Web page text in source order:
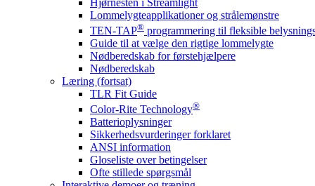
Lommelygteapplikationer og strålemønstre
TEN-TAP® programmering til fleksible
Guide til at vælge den rigtige lommelygte
Nødberedskab for førstehjælpere
Nødberedskab
Læring (fortsat)
TLR Fit Guide
Color-Rite Technology®
Batterioplysninger
Sikkerhedsvurderinger forklaret
ANSI information
Gloseliste over betingelser
Ofte stillede spørgsmål